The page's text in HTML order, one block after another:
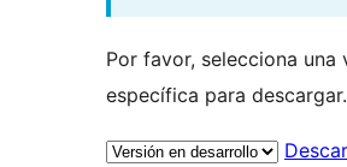
Por favor, selecciona una
específica para descargar.